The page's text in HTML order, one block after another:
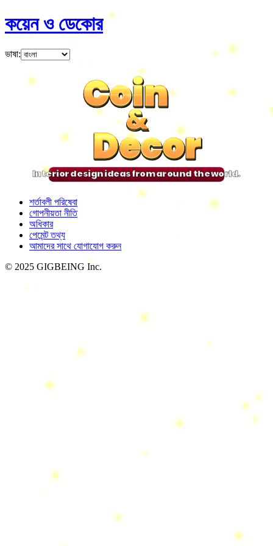
কয়েন ও ডেকোর
ভাষা:
Coin
&
Decor
Coin
&
Decor
Coin
&
Decor
Coin
&
Decor
Interior design ideas from around the world.
শর্তাবলী পরিষেবা
গোপনীয়তা নীতি
অধিকার
পেমেন্ট তথ্য
আমাদের সাথে যোগাযোগ করুন
© 2025 GIGBEING Inc.